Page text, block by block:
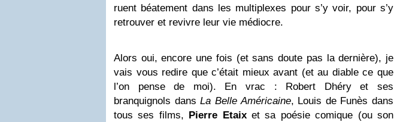
ruent béatement dans les multiplexes pour s’y voir, pour s’y
retrouver et revivre leur vie médiocre.
Alors oui, encore une fois (et sans doute pas la dernière), je
vais vous redire que c’était mieux avant (et au diable ce que
l’on pense de moi). En vrac : Robert Dhéry et ses
branquignols dansLa Belle Américaine, Louis de Funès dans
tous ses films, Pierre Etaixet sa poésie comique (ou son